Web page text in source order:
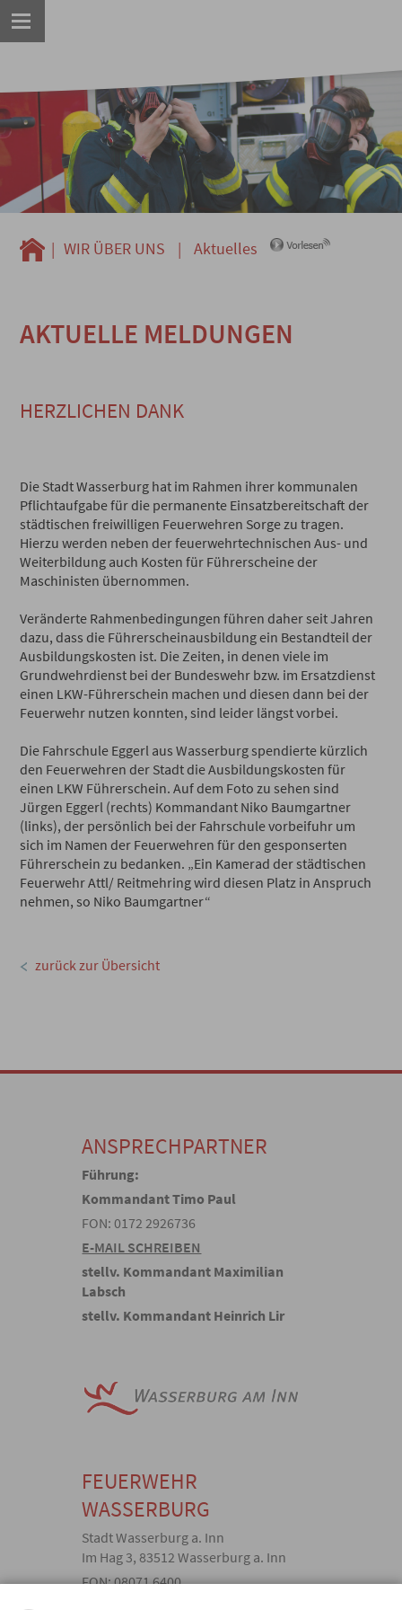
| WIR ÜBER UNS | Aktuelles
AKTUELLE MELDUNGEN
HERZLICHEN DANK
Die Stadt Wasserburg hat im Rahmen ihrer kommunalen
Pflichtaufgabe für die permanente Einsatzbereitschaft der
städtischen freiwilligen Feuerwehren Sorge zu tragen.
Hierzu werden neben der feuerwehrtechnischen Aus- und
Weiterbildung auch Kosten für Führerscheine der
Maschinisten übernommen.
Veränderte Rahmenbedingungen führen daher seit Jahren
dazu, dass die Führerscheinausbildung ein Bestandteil der
Ausbildungskosten ist. Die Zeiten, in denen viele im
Grundwehrdienst bei der Bundeswehr bzw. im Ersatzdienst
einen LKW-Führerschein machen und diesen dann bei der
Feuerwehr nutzen konnten, sind leider längst vorbei.
Die Fahrschule Eggerl aus Wasserburg spendierte kürzlich
den Feuerwehren der Stadt die Ausbildungskosten für
einen LKW Führerschein. Auf dem Foto zu sehen sind
Jürgen Eggerl (rechts) Kommandant Niko Baumgartner
(links), der persönlich bei der Fahrschule vorbeifuhr um
sich im Namen der Feuerwehren für den gesponserten
Führerschein zu bedanken. „Ein Kamerad der städtischen
Feuerwehr Attl/ Reitmehring wird diesen Platz in Anspruch
nehmen, so Niko Baumgartner“
zurück zur Übersicht
ANSPRECHPARTNER
Führung:
Kommandant Timo Paul
FON: 0172 2926736
E-MAIL SCHREIBEN
stellv. Kommandant Maximilian
Labsch
stellv. Kommandant Heinrich Lir
FEUERWEHR
WASSERBURG
Stadt Wasserburg a. Inn
Im Hag 3, 83512 Wasserburg a. Inn
FON: 08071 6400